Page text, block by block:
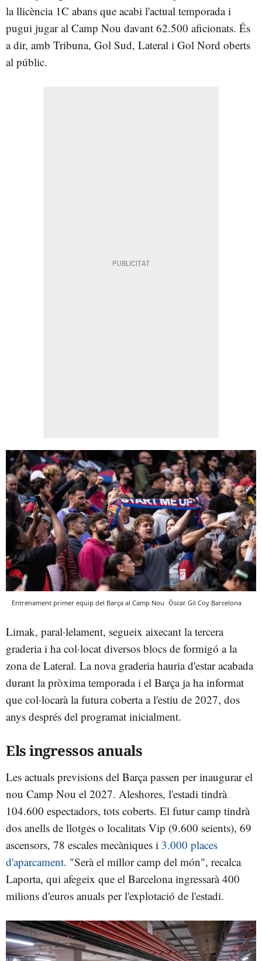
la llicència 1C abans que acabi l'actual temporada i
pugui jugar al Camp Nou davant 62.500 aficionats. És
a dir, amb Tribuna, Gol Sud, Lateral i Gol Nord oberts
al públic.
Entrenament primer equip del Barça al Camp Nou Òscar Gil Coy Barcelona
Limak, paral·lelament, segueix aixecant la tercera
graderia i ha col·locat diversos blocs de formigó a la
zona de Lateral. La nova graderia hauria d'estar acabada
durant la pròxima temporada i el Barça ja ha informat
que col·locarà la futura coberta a l'estiu de 2027, dos
anys després del programat inicialment.
Els ingressos anuals
Les actuals previsions del Barça passen per inaugurar el
nou Camp Nou el 2027. Aleshores, l'estadi tindrà
104.600 espectadors, tots coberts. El futur camp tindrà
dos anells de llotges o localitats Vip (9.600 seients), 69
ascensors, 78 escales mecàniques i 3.000 places
d'aparcament. "Serà el millor camp del món", recalca
Laporta, qui afegeix que el Barcelona ingressarà 400
milions d'euros anuals per l'explotació de l'estadi.